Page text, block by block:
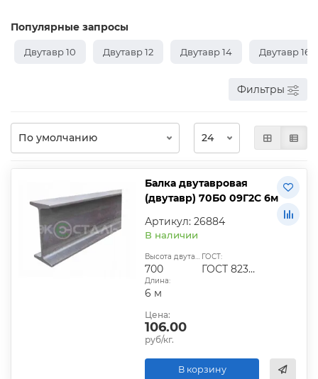
Популярные запросы
Двутавр 10 Двутавр 12 Двутавр 14 Двутавр 16
Фильтры
Балка двутавровая
(двутавр) 70Б0 09Г2С 6м
Артикул: 26884
В наличии
Высота двутавра:
700
ГОСТ:
ГОСТ 8239-89
Длина:
6 м
Цена:
106.00
руб/кг.
В корзину